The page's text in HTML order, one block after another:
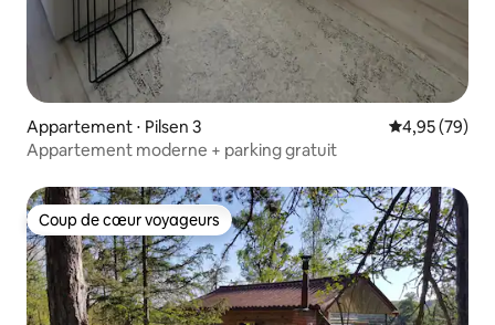
Appartement ⋅ Pilsen 3 Évaluation
4,95 (79)
Appartement moderne + parking gratuit
Coup de cœur voyageurs
Coup de cœur voyageurs